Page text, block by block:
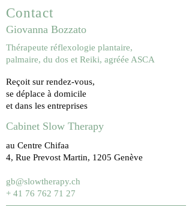
Contact
Giovanna Bozzato
Thérapeute réflexologie plantaire,
palmaire, du dos et Reiki, agréée ASCA
Reçoit sur rendez-vous,
se déplace à domicile
et dans les entreprises
Cabinet Slow Therapy
au Centre Chifaa
4, Rue Prevost Martin, 1205 Genève
gb@slowtherapy.ch
+ 41 76 762 71 27